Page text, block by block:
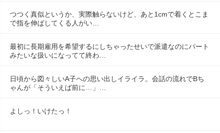
つつく真似というか、実際触らないけど、あと1cmで着くとこま
で指を伸ばしてくる人がい…
最初に長期雇用を希望するにしちゃったせいで派遣なのにパート
みたいな扱いになってて終わ…
日頃から図々しいA子への思い出しイライラ。会話の流れでBち
ゃんが「そういえば前に…」…
よしっ！いけたっ！